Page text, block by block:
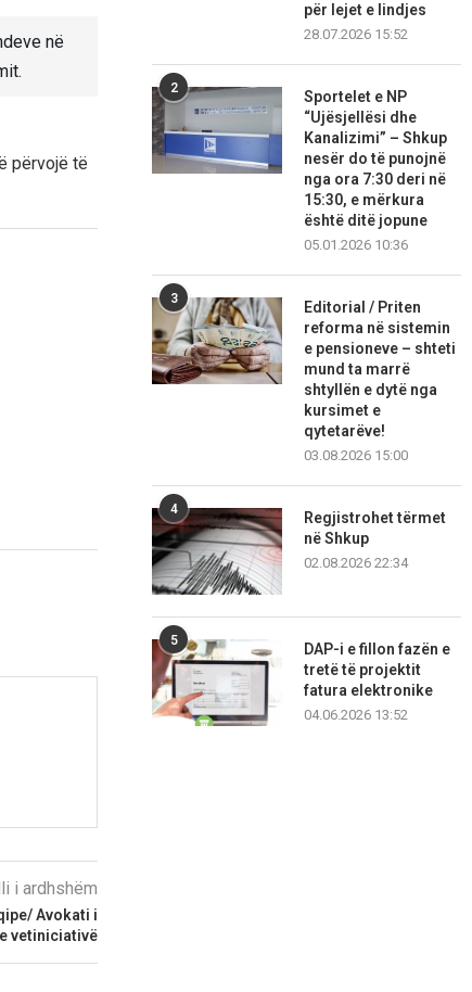
në
përvojë të
i ardhshëm
Avokati i
vetiniciativë
për lejet e lindjes
28.07.2026 15:52
2
Sportelet e NP
“Ujësjellësi dhe
Kanalizimi” – Shkup
nesër do të punojnë
nga ora 7:30 deri në
15:30, e mërkura
është ditë jopune
05.01.2026 10:36
3
Editorial / Priten
reforma në sistemin
e pensioneve – shteti
mund ta marrë
shtyllën e dytë nga
kursimet e
qytetarëve!
03.08.2026 15:00
4
Regjistrohet tërmet
në Shkup
02.08.2026 22:34
5
DAP-i e fillon fazën e
tretë të projektit
fatura elektronike
04.06.2026 13:52